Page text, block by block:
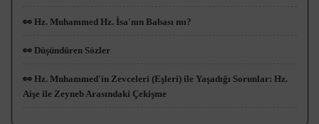
👀 Hz. Muhammed Hz. İsa'nın Babası mı?
👀 Düşündüren Sözler
👀 Hz. Muhammed'in Zevceleri (Eşleri) ile Yaşadığı Sorunlar: Hz.
Aişe ile Zeyneb Arasındaki Çekişme